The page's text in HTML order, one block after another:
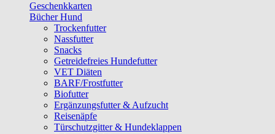
Geschenkkarten
Bücher Hund
Trockenfutter
Nassfutter
Snacks
Getreidefreies Hundefutter
VET Diäten
BARF/Frostfutter
Biofutter
Ergänzungsfutter & Aufzucht
Reisenäpfe
Türschutzgitter & Hundeklappen